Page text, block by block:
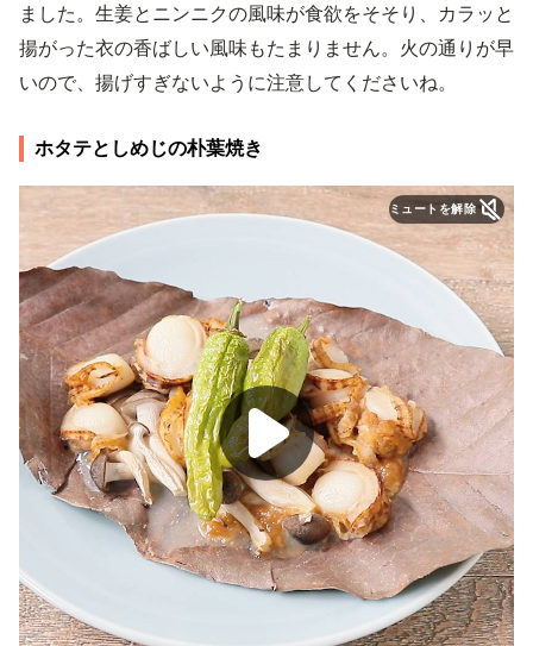
ました。生姜とニンニクの風味が食欲をそそり、カラッと
揚がった衣の香ばしい風味もたまりません。火の通りが早
いので、揚げすぎないように注意してくださいね。
ホタテとしめじの朴葉焼き
ミュートを解除